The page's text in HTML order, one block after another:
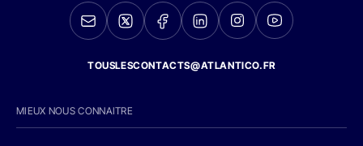
TOUSLESCONTACTS@ATLANTICO.FR
MIEUX NOUS CONNAITRE